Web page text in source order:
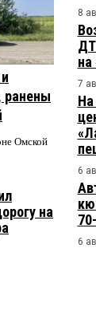
ранены
Омской
на
8
на
7
На
6
6